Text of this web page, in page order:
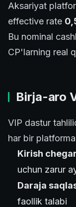
Aksariyat
effective rate
Bu nominal
CP'larning real
Birja-aro
VIP dastur
har bir
Kirish
uchun zarur
Daraja
faollik talabi